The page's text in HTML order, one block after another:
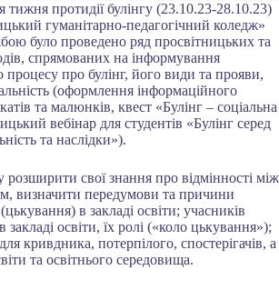
протидії булінгу (23.10.23-28.10.23)
гуманітарно-педагогічний коледж»
було проведено ряд просвітницьких та
спрямованих на інформування
процесу про булінг, його види та прояви,
(оформлення інформаційного
та малюнків, квест «Булінг – соціальна
вебінар для студентів «Булінг серед
та наслідки»).
свої знання про відмінності між
визначити передумови та причини
в закладі освіти; учасників
закладі освіти, їх ролі («коло цькування»);
кривдника, потерпілого, спостерігачів, а
та освітнього середовища.